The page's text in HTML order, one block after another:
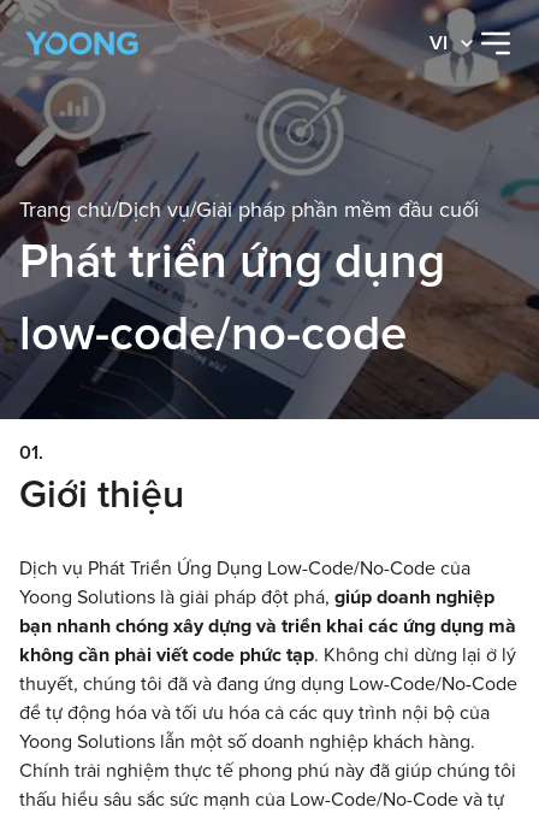
VI
Trang chủ/Dịch vụ/Giải pháp phần mềm đầu cuối
Phát triển ứng dụng
low-code/no-code
01.
Giới thiệu
Dịch vụ Phát Triển Ứng Dụng Low-Code/No-Code của
Yoong Solutions là giải pháp đột phá, giúp doanh nghiệp
bạn nhanh chóng xây dựng và triển khai các ứng dụng mà
không cần phải viết code phức tạp. Không chỉ dừng lại ở lý
thuyết, chúng tôi đã và đang ứng dụng Low-Code/No-Code
để tự động hóa và tối ưu hóa cả các quy trình nội bộ của
Yoong Solutions lẫn một số doanh nghiệp khách hàng.
Chính trải nghiệm thực tế phong phú này đã giúp chúng tôi
thấu hiểu sâu sắc sức mạnh của Low-Code/No-Code và tự